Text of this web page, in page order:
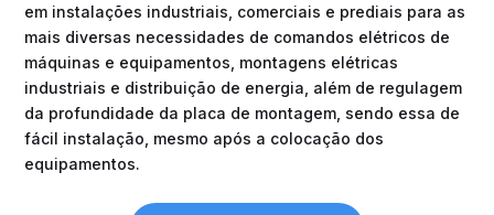
em instalações industriais, comerciais e prediais para as
mais diversas necessidades de comandos elétricos de
máquinas e equipamentos, montagens elétricas
industriais e distribuição de energia, além de regulagem
da profundidade da placa de montagem, sendo essa de
fácil instalação, mesmo após a colocação dos
equipamentos.